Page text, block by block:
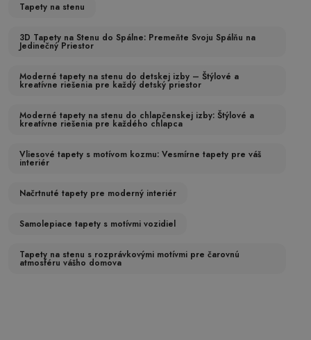
Tapety na stenu
3D Tapety na Stenu do Spálne: Premeňte Svoju Spálňu na
Jedinečný Priestor
Moderné tapety na stenu do detskej izby – Štýlové a
kreatívne riešenia pre každý detský priestor
Moderné tapety na stenu do chlapčenskej izby: Štýlové a
kreatívne riešenia pre každého chlapca
Vliesové tapety s motívom kozmu: Vesmírne tapety pre váš
interiér
Načrtnuté tapety pre moderný interiér
Samolepiace tapety s motívmi vozidiel
Tapety na stenu s rozprávkovými motívmi pre čarovnú
atmosféru vášho domova